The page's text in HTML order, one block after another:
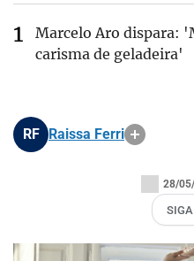
Marcelo Aro dispara:
carisma de geladeira'
RF Raissa Ferri
28/
SIGA